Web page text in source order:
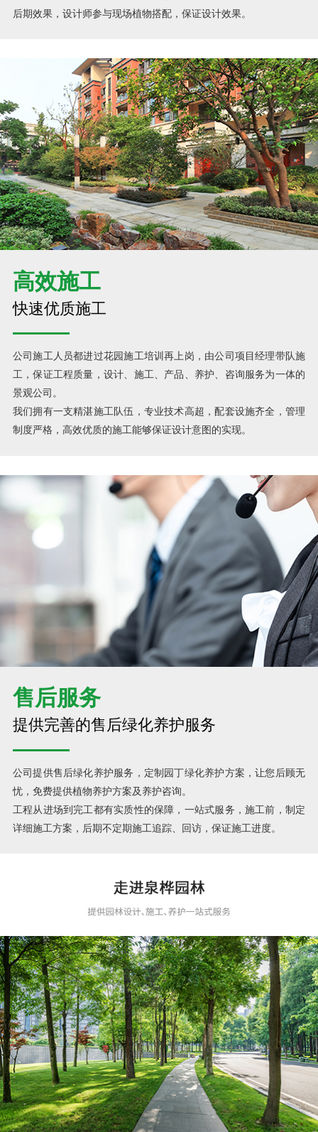
后期效果，设计师参与现场植物搭配，保证设计效果。
高效施工
快速优质施工
公司施工人员都进过花园施工培训再上岗，由公司项目经理带队施
工，保证工程质量，设计、施工、产品、养护、咨询服务为一体的
景观公司。
我们拥有一支精湛施工队伍，专业技术高超，配套设施齐全，管理
制度严格，高效优质的施工能够保证设计意图的实现。
售后服务
提供完善的售后绿化养护服务
公司提供售后绿化养护服务，定制园丁绿化养护方案，让您后顾无
忧，免费提供植物养护方案及养护咨询。
工程从进场到完工都有实质性的保障，一站式服务，施工前，制定
详细施工方案，后期不定期施工追踪、回访，保证施工进度。